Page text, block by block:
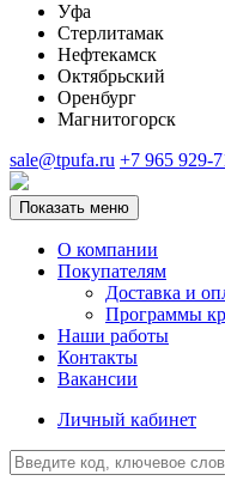
Уфа
Стерлитамак
Нефтекамск
Октябрьский
Оренбург
Магнитогорск
sale@tpufa.ru +7 965 929-
Показать меню
О компании
Покупателям
Доставка и
Программы
Наши работы
Контакты
Вакансии
Личный кабинет